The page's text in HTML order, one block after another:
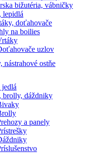
bižutéria, vábničky
lepidlá
doťahovače
na boilies
uzlov
nástrahové ostňe
brolly, dáždniky
a panely